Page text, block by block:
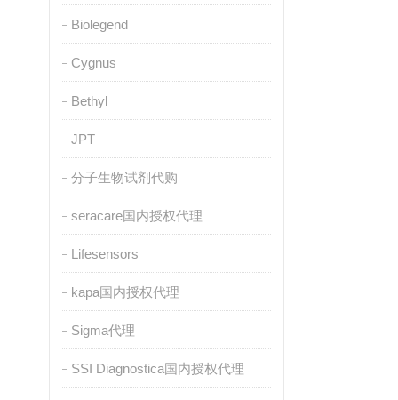
Biolegend
Cygnus
Bethyl
JPT
分子生物试剂代购
seracare国内授权代理
Lifesensors
kapa国内授权代理
Sigma代理
SSI Diagnostica国内授权代理